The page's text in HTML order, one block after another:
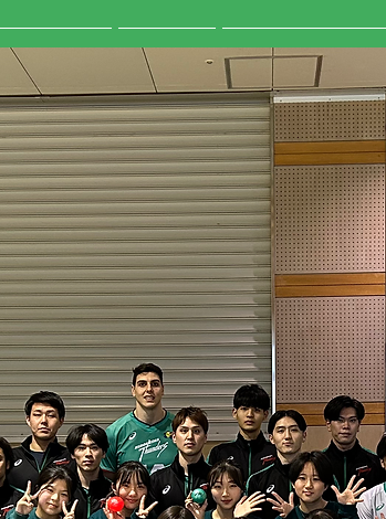
ストラクター クラス紹介 レッスンスケジュール